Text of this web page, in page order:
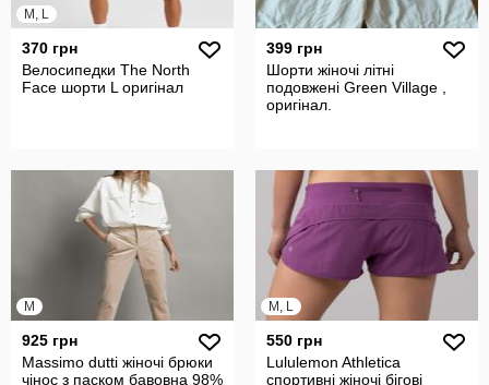
M, L
370 грн
Велосипедки The North
Face шорти L оригінал
399 грн
Шорти жіночі літні
подовжені Green Village ,
оригінал.
M
925 грн
Massimo dutti жіночі брюки
чінос з паском бавовна 98%
M, L
550 грн
Lululemon Athletica
спортивні жіночі бігові